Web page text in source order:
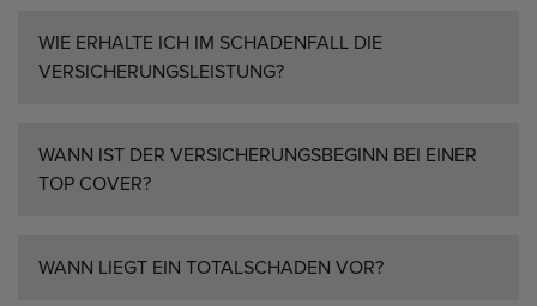
WIE ERHALTE ICH IM SCHADENFALL DIE
VERSICHERUNGSLEISTUNG?
WANN IST DER VERSICHERUNGSBEGINN BEI EINER
TOP COVER?
WANN LIEGT EIN TOTALSCHADEN VOR?